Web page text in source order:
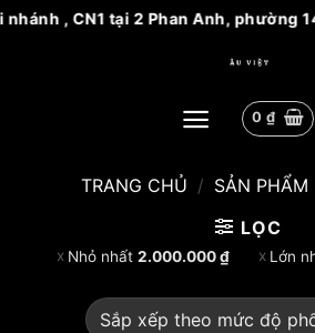
tại 2 Phan Anh, phường 14,
0 ₫
TRANG CHỦ / SẢN PHẨM
LỌC
Nhỏ nhất 2.000.000₫ Lớn